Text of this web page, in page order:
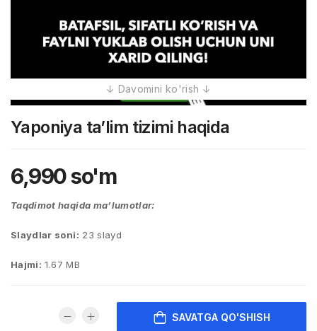
Yaponiya ta’lim tizimi haqida
6,990so'm
Taqdimot haqida ma’lumotlar:
Slaydlar soni: 23 slayd
Hajmi: 1.67 MB
SAVATGA QO'SHISH